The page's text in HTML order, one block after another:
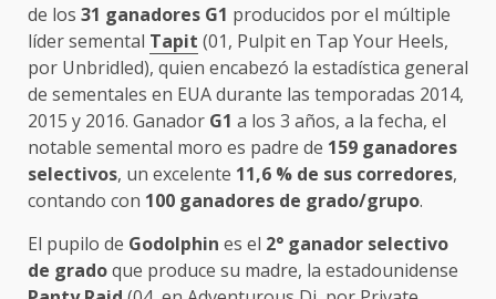
de los 31 ganadores G1 producidos por el múltiple
líder semental Tapit (01, Pulpit en Tap Your Heels,
por Unbridled), quien encabezó la estadística general
de sementales en EUA durante las temporadas 2014,
2015 y 2016. Ganador G1 a los 3 años, a la fecha, el
notable semental moro es padre de 159 ganadores
selectivos, un excelente 11,6 % de sus corredores,
contando con 100 ganadores de grado/grupo.
El pupilo de Godolphin es el 2° ganador selectivo
de gradoque produce su madre, la estadounidense